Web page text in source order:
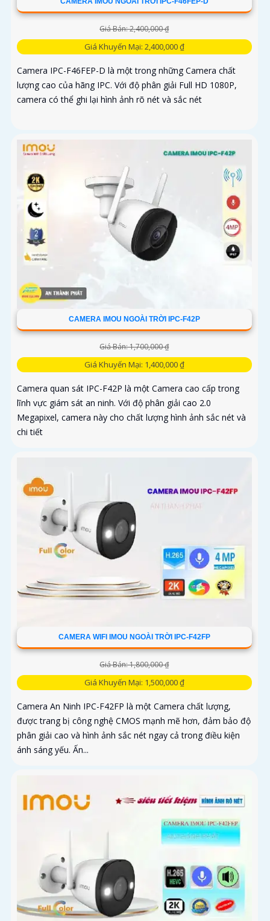
Giá Bán: 2,400,000 ₫
Giá Khuyến Mại: 2,400,000 ₫
Camera IPC-F46FEP-D là một trong những Camera chất
lượng cao của hãng IPC. Với độ phân giải Full HD 1080P,
camera có thể ghi lại hình ảnh rõ nét và sắc nét
CAMERA IMOU NGOÀI TRỜI IPC-F42P
Giá Bán: 1,700,000 ₫
Giá Khuyến Mại: 1,400,000 ₫
Camera quan sát IPC-F42P là một Camera cao cấp trong
lĩnh vực giám sát an ninh. Với độ phân giải cao 2.0
Megapixel, camera này cho chất lượng hình ảnh sắc nét và
chi tiết
CAMERA WIFI IMOU NGOÀI TRỜI IPC-F42FP
Giá Bán: 1,800,000 ₫
Giá Khuyến Mại: 1,500,000 ₫
Camera An Ninh IPC-F42FP là một Camera chất lượng,
được trang bị công nghệ CMOS mạnh mẽ hơn, đảm bảo độ
phân giải cao và hình ảnh sắc nét ngay cả trong điều kiện
ánh sáng yếu. Ấn...